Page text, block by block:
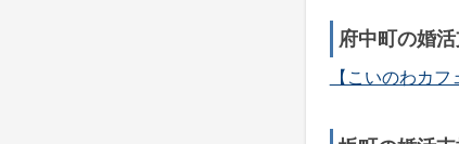
府中町の婚
【こいのわカフ